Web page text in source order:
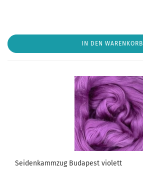
IN DEN WARENKORB
Seidenkammzug Budapest violett